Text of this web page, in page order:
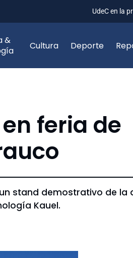
UdeC en la
&
Cultura Deporte
feria de
stand demostrativo de la
Kauel.